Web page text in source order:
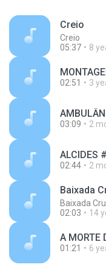
Creio
Creio
05:37
8
02:51 3
03:09 2
02:44 2
Baixada
Baixada
02:03
14
A MORTE
01:21 6